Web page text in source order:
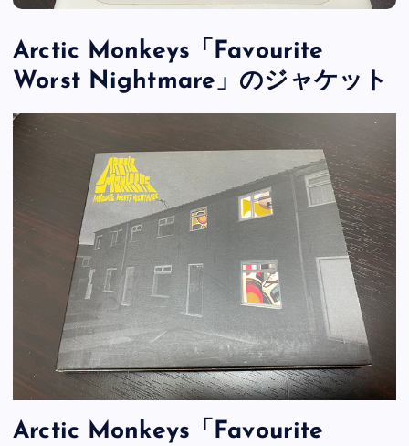
Arctic Monkeys「Favourite
Worst Nightmare」のジャケット
Arctic Monkeys「Favourite